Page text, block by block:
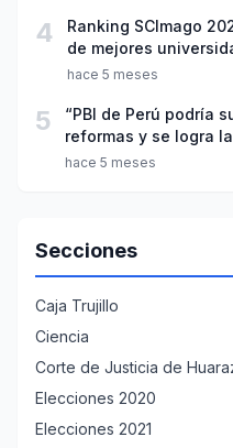
4
Ranking SCImago
de mejores
hace 5 meses
5
“PBI de Perú podría
reformas y se logra
hace 5 meses
Secciones
Caja Trujillo
Ciencia
Corte de Justicia de
Elecciones 2020
Elecciones 2021